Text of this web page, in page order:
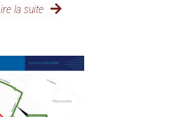
la suite